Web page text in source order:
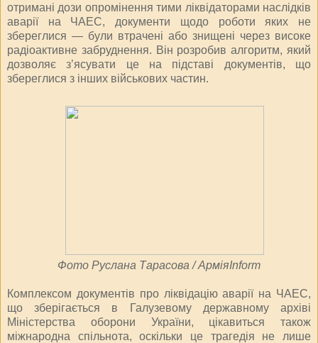
отримані дози опромінення тими ліквідаторами наслідків
аварії на ЧАЕС, документи щодо роботи яких не
збереглися — були втрачені або знищені через високе
радіоактивне забруднення. Він розробив алгоритм, який
дозволяє з’ясувати це на підставі документів, що
збереглися з інших військових частин.
Фото Руслана Тарасова / АрміяInform
Комплексом документів про ліквідацію аварії на ЧАЕС,
що зберігається в Галузевому державному архіві
Міністерства оборони України, цікавиться також
міжнародна спільнота, оскільки це трагедія не лише